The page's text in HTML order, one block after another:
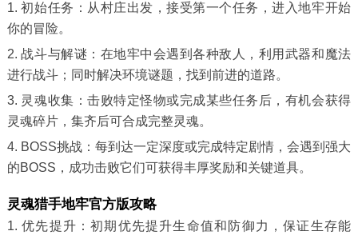
1. 初始任务：从村庄出发，接受第一个任务，进入地牢开始
你的冒险。
2. 战斗与解谜：在地牢中会遇到各种敌人，利用武器和魔法
进行战斗；同时解决环境谜题，找到前进的道路。
3. 灵魂收集：击败特定怪物或完成某些任务后，有机会获得
灵魂碎片，集齐后可合成完整灵魂。
4. BOSS挑战：每到达一定深度或完成特定剧情，会遇到强大
的BOSS，成功击败它们可获得丰厚奖励和关键道具。
灵魂猎手地牢官方版攻略
1. 优先提升：初期优先提升生命值和防御力，保证生存能